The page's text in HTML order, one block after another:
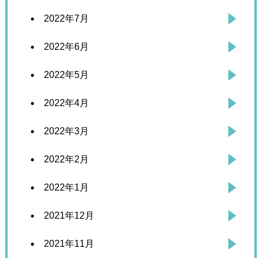
2022年7月
2022年6月
2022年5月
2022年4月
2022年3月
2022年2月
2022年1月
2021年12月
2021年11月